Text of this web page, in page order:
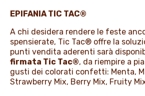
EPIFANIA TIC TAC®
A chi desidera rendere le feste
spensierate, Tic Tac® offre la
punti vendita aderenti sarà
firmata Tic Tac®, da riempire a
gusti dei colorati confetti: Menta,
Strawberry Mix, Berry Mix, Fruity